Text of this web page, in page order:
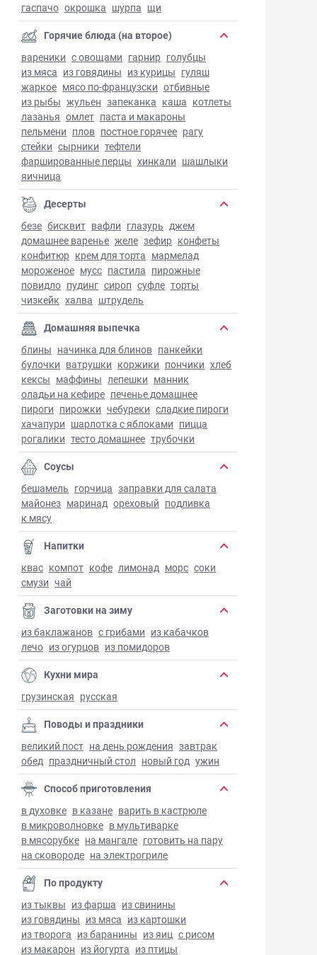
гаспачо окрошка шурпа щи
Горячие блюда (на второе)
вареники с овощами гарнир голубцы
из мяса из говядины из курицы гуляш
жаркое мясо по-французски отбивные
из рыбы жульен запеканка каша котлеты
лазанья омлет паста и макароны
пельмени плов постное горячее рагу
стейки сырники тефтели
фаршированные перцы хинкали шашлыки
яичница
Десерты
безе бисквит вафли глазурь джем
домашнее варенье желе зефир конфеты
конфитюр крем для торта мармелад
мороженое мусс пастила пирожные
повидло пудинг сироп суфле торты
чизкейк халва штрудель
Домашняя выпечка
блины начинка для блинов панкейки
булочки ватрушки коржики пончики хлеб
кексы маффины лепешки манник
оладьи на кефире печенье домашнее
пироги пирожки чебуреки сладкие пироги
хачапури шарлотка с яблоками пицца
рогалики тесто домашнее трубочки
Соусы
бешамель горчица заправки для салата
майонез маринад ореховый подливка
к мясу
Напитки
квас компот кофе лимонад морс соки
смузи чай
Заготовки на зиму
из баклажанов с грибами из кабачков
лечо из огурцов из помидоров
Кухни мира
грузинская русская
Поводы и праздники
великий пост на день рождения завтрак
обед праздничный стол новый год ужин
Способ приготовления
в духовке в казане варить в кастрюле
в микроволновке в мультиварке
в мясорубке на мангале готовить на пару
на сковороде на электрогриле
По продукту
из тыквы из фарша из свинины
из говядины из мяса из картошки
из творога из баранины из яиц с рисом
из макарон из йогурта из птицы